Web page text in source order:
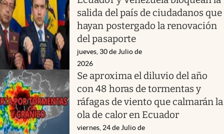
salida del país de ciudadanos que
hayan postergado la renovación
del pasaporte
jueves, 30 de Julio de
2026
Se aproxima el diluvio del año
con 48 horas de tormentas y
ráfagas de viento que calmarán la
ola de calor en Ecuador
viernes, 24 de Julio de